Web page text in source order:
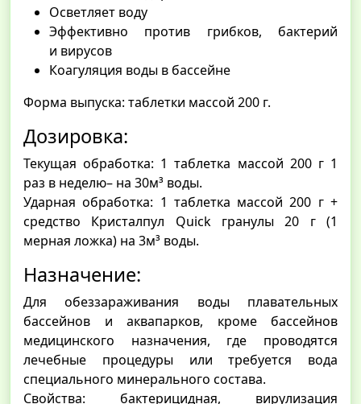
Осветляет воду
Эффективно против грибков, бактерий
и вирусов
Коагуляция воды в бассейне
Форма выпуска: таблетки массой 200 г.
Дозировка:
Текущая обработка: 1 таблетка массой 200 г 1
раз в неделю– на 30м³ воды.
Ударная обработка: 1 таблетка массой 200 г +
средство Кристалпул Quick гранулы 20 г (1
мерная ложка) на 3м³ воды.
Назначение:
Для обеззараживания воды плавательных
бассейнов и аквапарков, кроме бассейнов
медицинского назначения, где проводятся
лечебные процедуры или требуется вода
специального минерального состава.
Свойства: бактерицидная, вирулизация